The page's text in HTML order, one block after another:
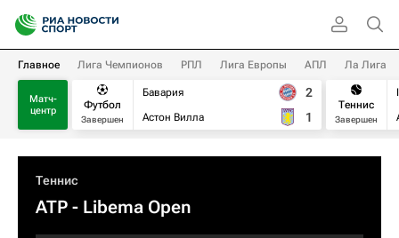
Главное Лига Чемпионов РПЛ Лига Европы АПЛ Ла Лига
Матч-
центр
Футбол
Завершен
Бавария
Астон Вилла
2
1
Теннис
Завершен
Теннис
ATP - Libema Open